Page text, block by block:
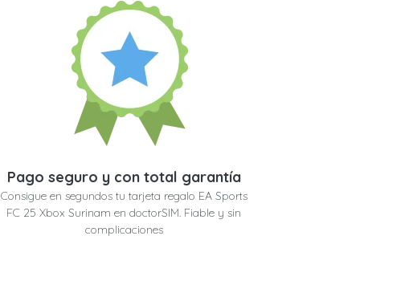
Pago seguro y con total garantía
Consigue en segundos tu tarjeta regalo EA Sports
FC 25 Xbox Surinam en doctorSIM. Fiable y sin
complicaciones